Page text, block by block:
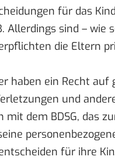
für das
Allerdings sind – wie
die Eltern
haben ein Recht
und
mit dem BDSG, das
für ihre